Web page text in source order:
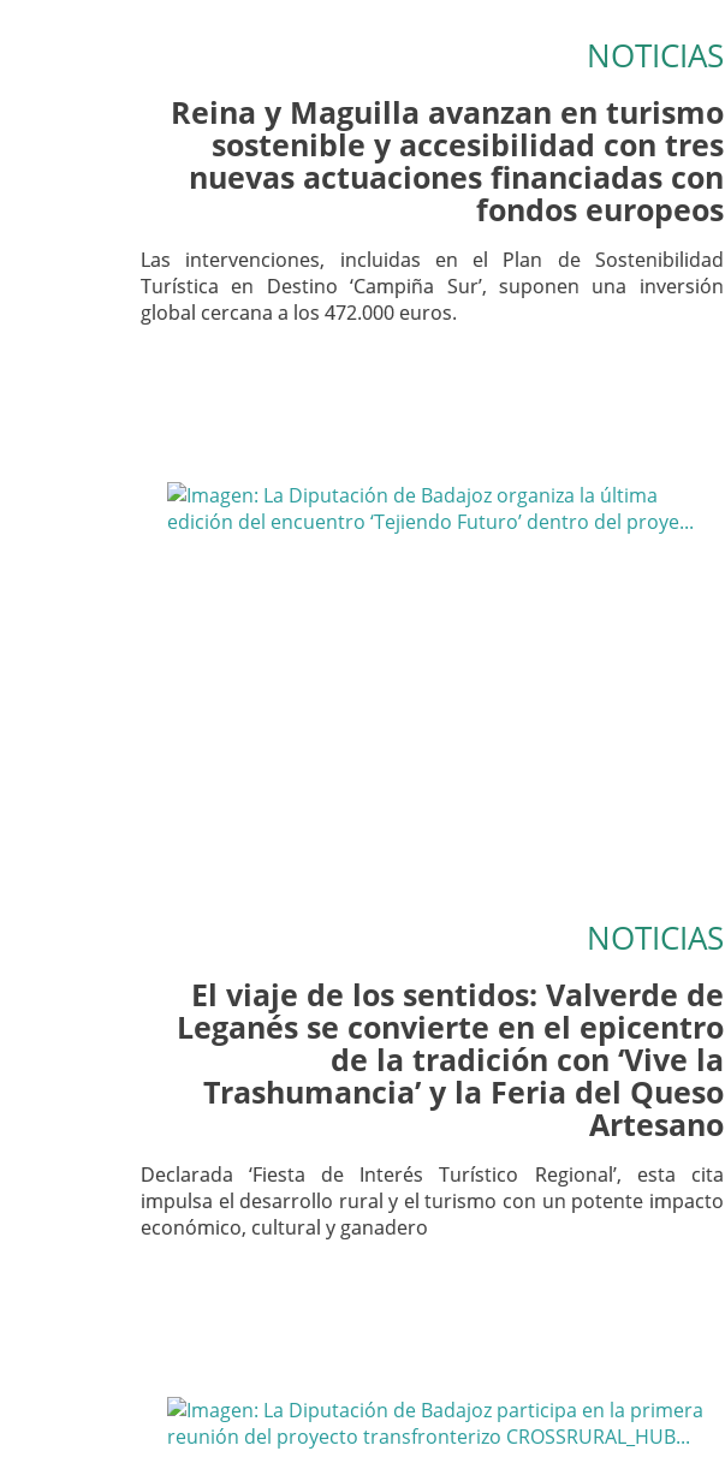
NOTICIAS
Reina y Maguilla avanzan en turismo
sostenible y accesibilidad con tres
nuevas actuaciones financiadas con
fondos europeos
Las intervenciones, incluidas en el Plan de Sostenibilidad
Turística en Destino ‘Campiña Sur’, suponen una inversión
global cercana a los 472.000 euros.
NOTICIAS
El viaje de los sentidos: Valverde de
Leganés se convierte en el epicentro
de la tradición con ‘Vive la
Trashumancia’ y la Feria del Queso
Artesano
Declarada ‘Fiesta de Interés Turístico Regional’, esta cita
impulsa el desarrollo rural y el turismo con un potente impacto
económico, cultural y ganadero